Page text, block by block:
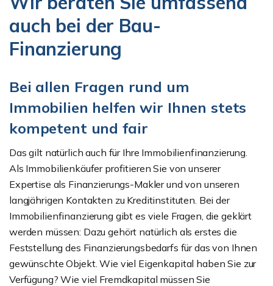
auch bei der Bau-
Finanzierung
Bei allen Fragen rund um
Immobilien helfen wir Ihnen stets
kompetent und fair
Das gilt natürlich auch für Ihre Immobilienfinanzierung.
Als Immobilienkäufer profitieren Sie von unserer
Expertise als Finanzierungs-Makler und von unseren
langjährigen Kontakten zu Kreditinstituten. Bei der
Immobilienfinanzierung gibt es viele Fragen, die geklärt
werden müssen: Dazu gehört natürlich als erstes die
Feststellung des Finanzierungsbedarfs für das von Ihnen
gewünschte Objekt. Wie viel Eigenkapital haben Sie zur
Verfügung? Wie viel Fremdkapital müssen Sie